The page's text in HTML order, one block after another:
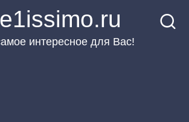
интересное для Вас!